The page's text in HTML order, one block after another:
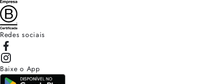
Redes sociais
Baixe o App